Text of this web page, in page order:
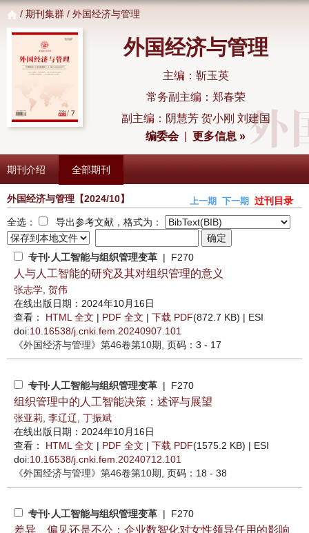
/ 期刊集群 / 外国经济与管理
外国经济与管理
主编：靳玉英
常务副主编：郑春荣
副主编：阴慧芳 贺小刚 刘建国
编委会|更多信息 »
期刊介绍 全部期刊
外国经济与管理 【2024/10】 上一期 下一期
过刊目录
全选：
导出参考文献，格式为：
专刊·人工智能与组织管理变革 | F270
人与人工智能的研究及其对组织管理的意义
张志学 贺伟
在线出版日期：2024年10月16日
查看： HTML 全文 | PDF 全文 | 下载 PDF(872.7 KB) | ESI
doi:10.16538/j.cnki.fem.20240907.101
《外国经济与管理》 第46卷第10期 , 页码：3 - 17
专刊·人工智能与组织管理变革 | F270
组织管理中的人工智能决策：述评与展望
张亚莉 李辽辽 丁振斌
在线出版日期：2024年10月16日
查看： HTML 全文 | PDF 全文 | 下载 PDF(1575.2 KB) | ESI
doi:10.16538/j.cnki.fem.20240712.101
《外国经济与管理》 第46卷第10期 , 页码：18 - 38
专刊·人工智能与组织管理变革 | F270
差异、偏见还是不公：企业数智化对女性领导任用的影响